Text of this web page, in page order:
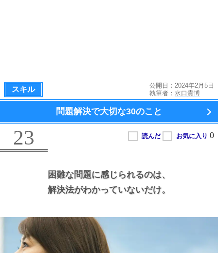
スキル
公開日：2024年2月5日
執筆者： 水口貴博
問題解決で大切な30のこと
23
困難な問題に感じられるのは、
解決法がわかっていないだけ。